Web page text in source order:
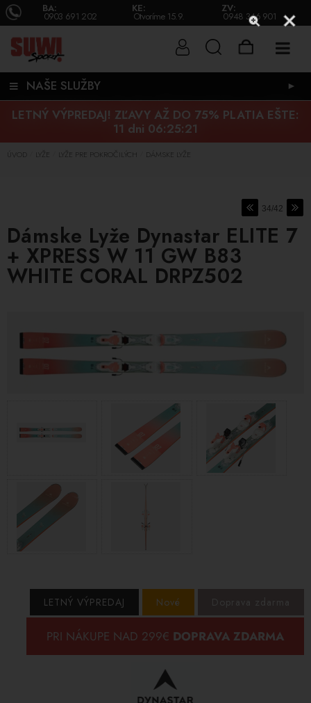
BA:
0903 691 202
KE:
Otvoríme 15.9.
ZV:
0948 346 901
NAŠE SLUŽBY ►
LETNÝ VÝPREDAJ! ZĽAVY AŽ DO 75% PLATIA EŠTE:
11 dni 06:25:21
ÚVOD LYŽE LYŽE PRE POKROČILÝCH DÁMSKE LYŽE
34/42
Dámske Lyže Dynastar ELITE 7
+ XPRESS W 11 GW B83
WHITE CORAL DRPZ502
Nové
LETNÝ VÝPREDAJ